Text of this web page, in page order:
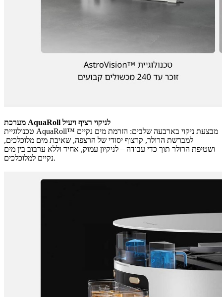
טכנולוגיית AquaRoll™ מבצעת ניקוי בארבעה שלבים: הזרמת מים נקיים
למברשת הרולר, קרצוף יסודי של הרצפה, שאיבת מים מלוכלכים,
ושטיפת הרולר תוך כדי עבודה – לניקיון עמוק, אחיד וללא ערבוב בין מים
נקיים למלוכלכים.